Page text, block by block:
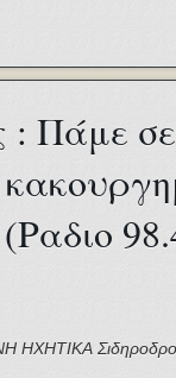
Πάμε
ΗΧΗΤΙΚΑ